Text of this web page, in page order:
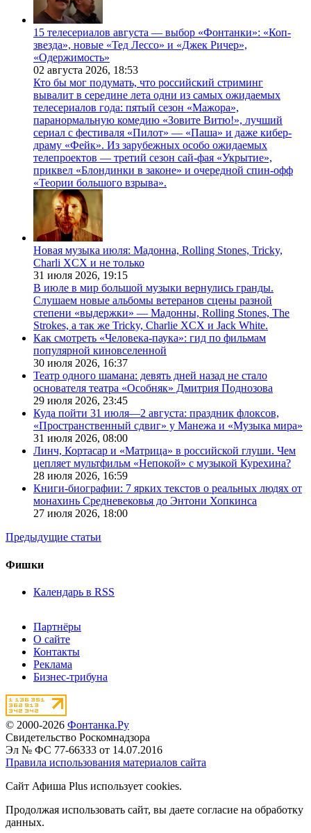
15 телесериалов августа — выбор «Фонтанки»: «Коп-
звезда», новые «Тед Лессо» и «Джек Ричер»,
«Одержимость»
02 августа 2026, 18:53
Кто бы мог подумать, что российский стриминг
вывалит в середине лета одни из самых ожидаемых
телесериалов года: пятый сезон «Мажора»,
паранормальную комедию «Зовите Витю!», лучший
сериал с фестиваля «Пилот» — «Паша» и даже кибер-
драму «Фейк». Из зарубежных особо ожидаемых
телепроектов — третий сезон сай-фая «Укрытие»,
приквел «Блондинки в законе» и очередной спин-офф
«Теории большого взрыва».
Новая музыка июля: Мадонна, Rolling Stones, Tricky,
Charli XCX и не только
31 июля 2026, 19:15
В июле в мир большой музыки вернулись гранды.
Слушаем новые альбомы ветеранов сцены разной
степени «выдержки» — Мадонны, Rolling Stones, The
Strokes, а так же Tricky, Charlie XCX и Jack White.
Как смотреть «Человека-паука»: гид по фильмам
популярной киновселенной
30 июля 2026, 16:37
Театр одного шамана: девять дней назад не стало
основателя театра «Особняк» Дмитрия Поднозова
29 июля 2026, 23:45
Куда пойти 31 июля—2 августа: праздник флоксов,
«Пространственный сдвиг» у Манежа и «Музыка мира»
31 июля 2026, 08:00
Линч, Кортасар и «Матрица» в российской глуши. Чем
цепляет мультфильм «Непокой» с музыкой Курехина?
28 июля 2026, 16:59
Книги-биографии: 7 ярких текстов о реальных людях от
монахинь Средневековья до Энтони Хопкинса
27 июля 2026, 18:00
Предыдущие статьи
Фишки
Календарь в RSS
Партнёры
О сайте
Контакты
Реклама
Бизнес-трибуна
© 2000-2026 Фонтанка.Ру
Свидетельство Роскомнадзора
Эл № ФС 77-66333 от 14.07.2016
Правила использования материалов сайта
Сайт Афиша Plus использует cookies.
Продолжая использовать сайт, вы даете согласие на обработку
данных.